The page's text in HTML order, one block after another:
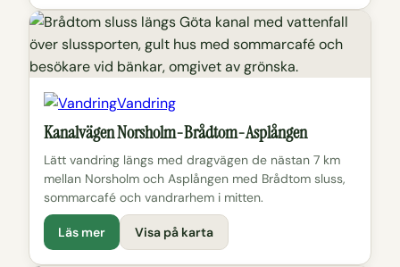
Vandring
Kanalvägen Norsholm-Brådtom-Asplången
Lätt vandring längs med dragvägen de nästan 7 km
mellan Norsholm och Asplången med Brådtom sluss,
sommarcafé och vandrarhem i mitten.
Läs mer Visa på karta